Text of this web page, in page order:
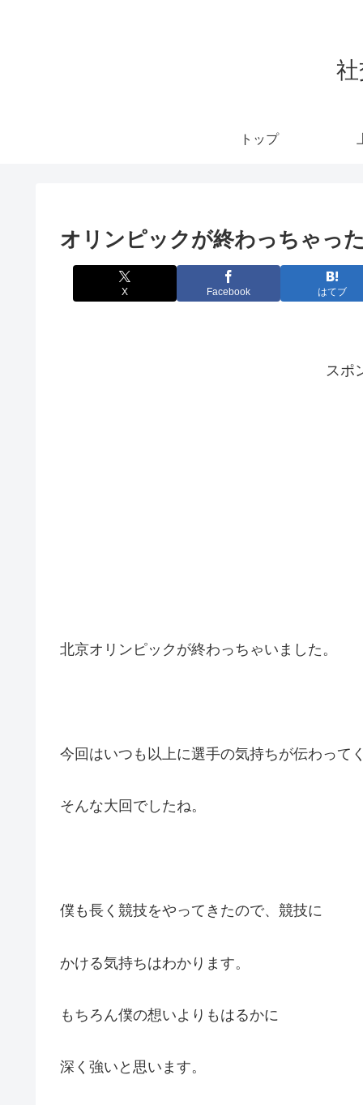
トップ
オリンピックが終わっちゃっ
X Facebook はてブ
スポ
北京オリンピックが終わっちゃいました。
今回はいつも以上に選手の気持ちが伝わって
そんな大回でしたね。
僕も長く競技をやってきたので、競技に
かける気持ちはわかります。
もちろん僕の想いよりもはるかに
深く強いと思います。